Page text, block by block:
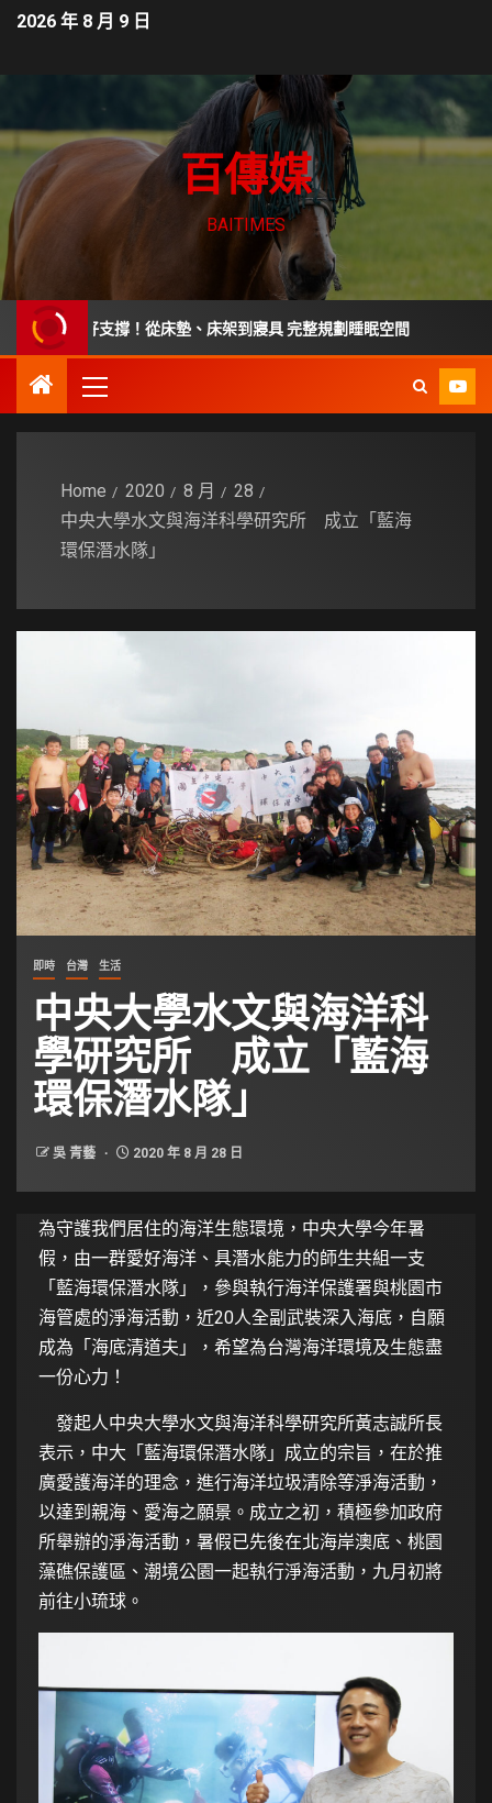
2026 年 8 月 9 日
百傳媒
BAITIMES
好支撐！從床墊、床架到寢具 完整規劃睡眠空間
Home 2020 8 月
28
中央大學水文與海洋科學研究所 成立「藍海
環保潛水隊」
即時 台灣 生活
中央大學水文與海洋科
學研究所 成立「藍海
環保潛水隊」
吳 青藝 2020 年 8 月 28 日
為守護我們居住的海洋生態環境，中央大學今年暑
假，由一群愛好海洋、具潛水能力的師生共組一支
「藍海環保潛水隊」，參與執行海洋保護署與桃園市
海管處的淨海活動，近20人全副武裝深入海底，自願
成為「海底清道夫」，希望為台灣海洋環境及生態盡
一份心力！
發起人中央大學水文與海洋科學研究所黃志誠所長
表示，中大「藍海環保潛水隊」成立的宗旨，在於推
廣愛護海洋的理念，進行海洋垃圾清除等淨海活動，
以達到親海、愛海之願景。成立之初，積極參加政府
所舉辦的淨海活動，暑假已先後在北海岸澳底、桃園
藻礁保護區、潮境公園一起執行淨海活動，九月初將
前往小琉球。